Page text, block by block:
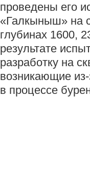
проведены его
«Галкыныш» на
глубинах 1600,
результате
разработку на
возникающие
в процессе